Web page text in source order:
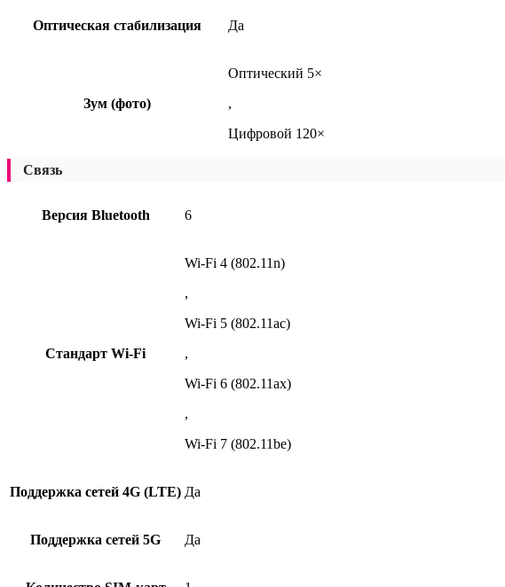
Оптическая стабилизация Да
Зум (фото)
Оптический 5×
,
Цифровой 120×
Связь
Версия Bluetooth 6
Стандарт Wi-Fi
Wi-Fi 4 (802.11n)
,
Wi-Fi 5 (802.11ac)
,
Wi-Fi 6 (802.11ax)
,
Wi-Fi 7 (802.11be)
Поддержка сетей 4G (LTE) Да
Поддержка сетей 5G Да